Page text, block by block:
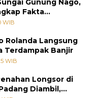
Gunung Nago,
Fakta
WIB
Rolanda Langsung
Terdampak Banjir
WIB
Longsor di
Diambil,